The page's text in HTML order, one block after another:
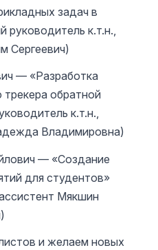
задач в
руководитель к.т.н.,
Сергеевич)
— «Разработка
трекера обратной
к.т.н.,
Владимировна)
— «Создание
для студентов»
Мякшин
и желаем новых